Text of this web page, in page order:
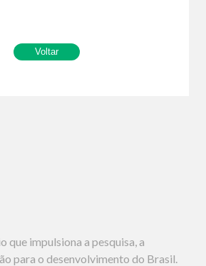
que impulsiona a pesquisa, a
para o desenvolvimento do Brasil.